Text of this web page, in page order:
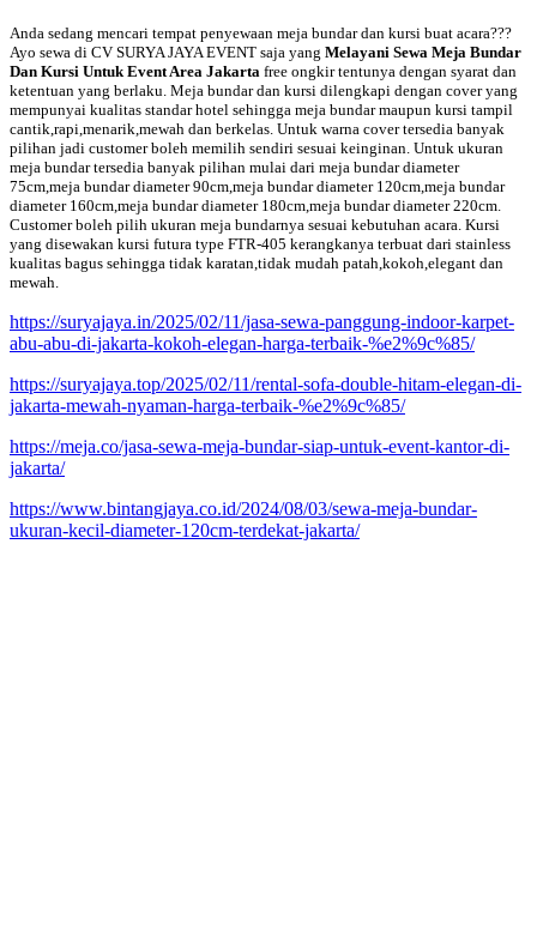
Anda sedang mencari tempat penyewaan meja bundar dan kursi buat acara???
Ayo sewa di CV SURYA JAYA EVENT saja yang Melayani Sewa Meja Bundar
Dan Kursi Untuk Event Area Jakarta free ongkir tentunya dengan syarat dan
ketentuan yang berlaku. Meja bundar dan kursi dilengkapi dengan cover yang
mempunyai kualitas standar hotel sehingga meja bundar maupun kursi tampil
cantik,rapi,menarik,mewah dan berkelas. Untuk warna cover tersedia banyak
pilihan jadi customer boleh memilih sendiri sesuai keinginan. Untuk ukuran
meja bundar tersedia banyak pilihan mulai dari meja bundar diameter
75cm,meja bundar diameter 90cm,meja bundar diameter 120cm,meja bundar
diameter 160cm,meja bundar diameter 180cm,meja bundar diameter 220cm.
Customer boleh pilih ukuran meja bundarnya sesuai kebutuhan acara. Kursi
yang disewakan kursi futura type FTR-405 kerangkanya terbuat dari stainless
kualitas bagus sehingga tidak karatan,tidak mudah patah,kokoh,elegant dan
mewah.
https://suryajaya.in/2025/02/11/jasa-sewa-panggung-indoor-karpet-
abu-abu-di-jakarta-kokoh-elegan-harga-terbaik-%e2%9c%85/
https://suryajaya.top/2025/02/11/rental-sofa-double-hitam-elegan-di-
jakarta-mewah-nyaman-harga-terbaik-%e2%9c%85/
https://meja.co/jasa-sewa-meja-bundar-siap-untuk-event-kantor-di-
jakarta/
https://www.bintangjaya.co.id/2024/08/03/sewa-meja-bundar-
ukuran-kecil-diameter-120cm-terdekat-jakarta/